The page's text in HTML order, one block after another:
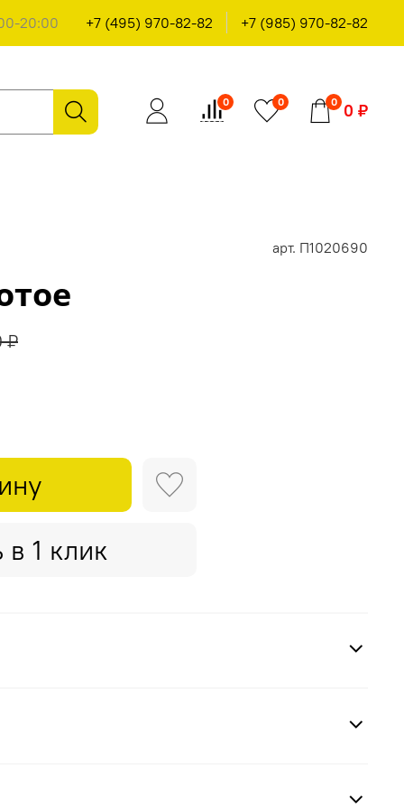
20:00 +7 (495) 970-82-82 +7 (985) 970-82-82
0 0 0 0 ₽
арт. П1020690
₽
1 клик